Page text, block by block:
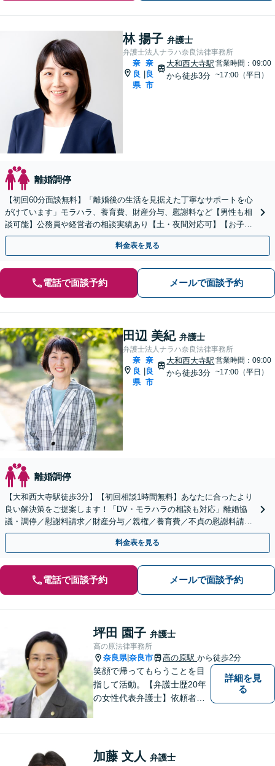
林 揚子 弁護士
弁護士法人ナラハ奈良法律事務所
奈
良
県
奈
良
市
大和西大寺駅
から徒歩3分
営業時間：09:00
~17:00（平日）
離婚調停
【初回60分面談無料】「離婚後の生活を見据えた丁寧なサポートを心
がけています」モラハラ、養育費、財産分与、慰謝料など【男性も相
談可能】公務員や経営者の相談実績あり【土・夜間対応可】【お子様
連れOK】
料金表を見る
電話で面談予約 メールで面談予約
田辺 美紀 弁護士
弁護士法人ナラハ奈良法律事務所
奈
良
県
奈
良
市
大和西大寺駅
から徒歩3分
営業時間：09:00
~17:00（平日）
離婚調停
【大和西大寺駅徒歩3分】【初回相談1時間無料】あなたに合ったより
良い解決策をご提案します！「DV・モラハラの相談も対応」離婚協
議・調停／慰謝料請求／財産分与／親権／養育費／不貞の慰謝料請求
など【完全個室】【キッズスペース有り♪お子様連れ可】
料金表を見る
電話で面談予約 メールで面談予約
坪田 園子 弁護士
高の原法律事務所
奈良県|奈良市 高の原駅 から徒歩2分
笑顔で帰ってもらうことを目
指して活動。【弁護士歴20年
の女性代表弁護士】依頼者の
お任せください！あなたのお
詳細を見
る
加藤 文人 弁護士